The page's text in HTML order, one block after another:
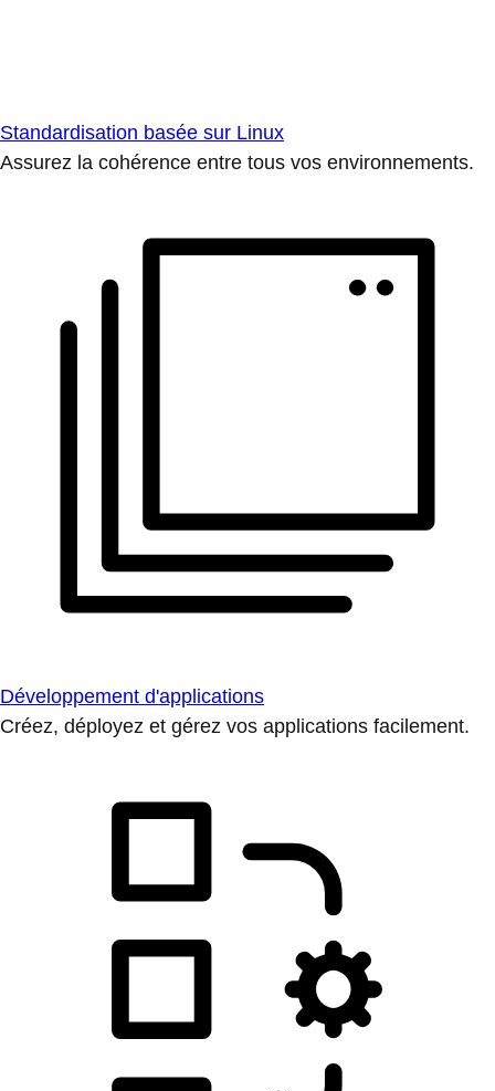
Standardisation basée sur Linux
Assurez la cohérence entre tous vos environnements.
Développement d'applications
Créez, déployez et gérez vos applications facilement.